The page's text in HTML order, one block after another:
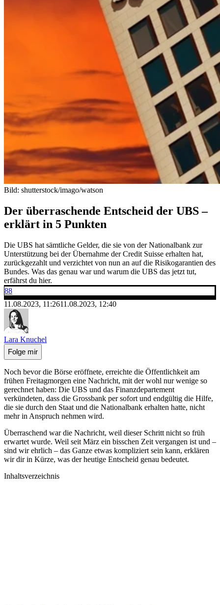
Bild: shutterstock/imago/watson
Der überraschende Entscheid der UBS –
erklärt in 5 Punkten
Die UBS hat sämtliche Gelder, die sie von der Nationalbank zur
Unterstützung bei der Übernahme der Credit Suisse erhalten hat,
zurückgezahlt und verzichtet von nun an auf die Risikogarantien des
Bundes. Was das genau war und warum die UBS das jetzt tut,
erfährst du hier.
88
11.08.2023, 11:2611.08.2023, 12:40
Lara Knuchel
Folge mir
Noch bevor die Börse eröffnete, erreichte die Öffentlichkeit am
frühen Freitagmorgen eine Nachricht, mit der wohl nur wenige so
gerechnet haben: Die UBS und das Finanzdepartement
verkündeten, dass die Grossbank per sofort und endgültig die Hilfe,
die sie durch den Staat und die Nationalbank erhalten hatte, nicht
mehr in Anspruch nehmen wird.
Überraschend war die Nachricht, weil dieser Schritt nicht so früh
erwartet wurde. Weil seit März ein bisschen Zeit vergangen ist und –
sind wir ehrlich – das Ganze etwas kompliziert sein kann, erklären
wir dir in Kürze, was der heutige Entscheid genau bedeutet.
Inhaltsverzeichnis